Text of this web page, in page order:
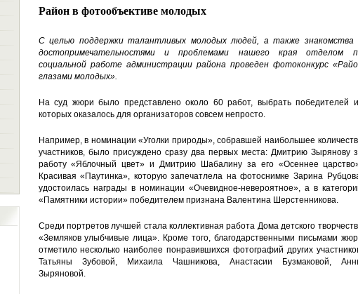
Район в фотообъективе молодых
С целью поддержки талантливых молодых людей, а также знакомства
достопримечательностями и проблемами нашего края отделом
социальной работе администрации района проведен фотоконкурс
глазами молодых».
На суд жюри было представлено около 60 работ, выбрать победителей
которых оказалось для организаторов совсем непросто.
Например, в номинации «Уголки природы», собравшей наибольшее
участников, было присуждено сразу два первых места: Дмитрию Зырянову
работу «Яблочный цвет» и Дмитрию Шабалину за его «Осеннее
Красивая «Паутинка», которую запечатлела на фотоснимке Зарина
удостоилась награды в номинации «Очевидное-невероятное», а в
«Памятники истории» победителем признана Валентина Шерстенникова.
Среди портретов лучшей стала коллективная работа Дома детского
«Земляков улыбчивые лица». Кроме того, благодарственными письмами
отметило несколько наиболее понравившихся фотографий других
Татьяны Зубовой, Михаила Чашникова, Анастасии Бузмаковой,
Зыряновой.